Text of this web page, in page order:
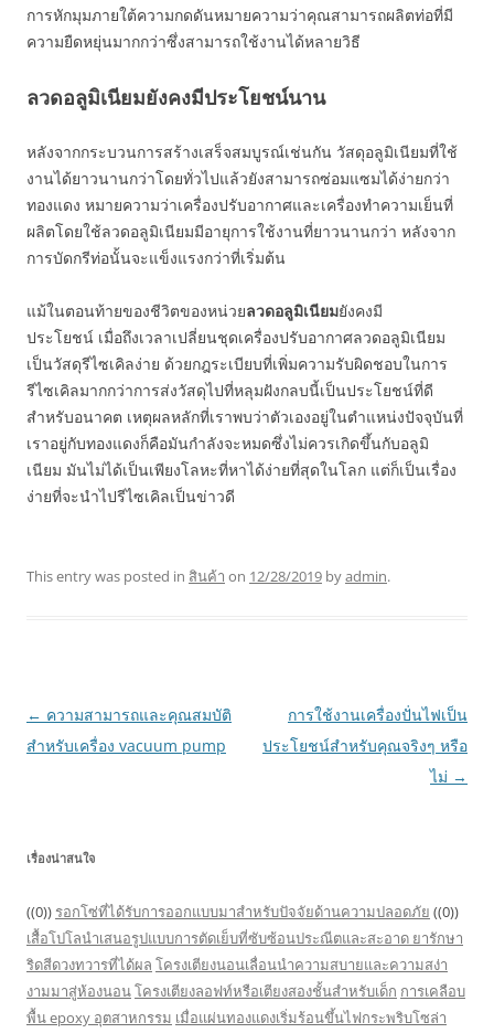
การหักมุมภายใต้ความกดดันหมายความว่าคุณสามารถผลิตท่อที่มี
ความยืดหยุ่นมากกว่าซึ่งสามารถใช้งานได้หลายวิธี
ลวดอลูมิเนียมยังคงมีประโยชน์นาน
หลังจากกระบวนการสร้างเสร็จสมบูรณ์เช่นกัน วัสดุอลูมิเนียมที่ใช้
งานได้ยาวนานกว่าโดยทั่วไปแล้วยังสามารถซ่อมแซมได้ง่ายกว่า
ทองแดง หมายความว่าเครื่องปรับอากาศและเครื่องทำความเย็นที่
ผลิตโดยใช้ลวดอลูมิเนียมมีอายุการใช้งานที่ยาวนานกว่า หลังจาก
การบัดกรีท่อนั้นจะแข็งแรงกว่าที่เริ่มต้น
แม้ในตอนท้ายของชีวิตของหน่วยลวดอลูมิเนียมยังคงมี
ประโยชน์ เมื่อถึงเวลาเปลี่ยนชุดเครื่องปรับอากาศลวดอลูมิเนียม
เป็นวัสดุรีไซเคิลง่าย ด้วยกฎระเบียบที่เพิ่มความรับผิดชอบในการ
รีไซเคิลมากกว่าการส่งวัสดุไปที่หลุมฝังกลบนี้เป็นประโยชน์ที่ดี
สำหรับอนาคต เหตุผลหลักที่เราพบว่าตัวเองอยู่ในตำแหน่งปัจจุบันที่
เราอยู่กับทองแดงก็คือมันกำลังจะหมดซึ่งไม่ควรเกิดขึ้นกับอลูมิ
เนียม มันไม่ได้เป็นเพียงโลหะที่หาได้ง่ายที่สุดในโลก แต่ก็เป็นเรื่อง
ง่ายที่จะนำไปรีไซเคิลเป็นข่าวดี
This entry was posted in สินค้า on 12/28/2019 byadmin.
Post
navigation
← ความสามารถและคุณสมบัติ
สำหรับเครื่อง vacuum pump
การใช้งานเครื่องปั่นไฟเป็น
ประโยชน์สำหรับคุณจริงๆ หรือ
ไม่ →
เรื่องน่าสนใจ
((0)) รอกโซ่ที่ได้รับการออกแบบมาสำหรับปัจจัยด้านความปลอดภัย ((0))
เสื้อโปโลนำเสนอรูปแบบการตัดเย็บที่ซับซ้อนประณีตและสะอาด ยารักษา
ริดสีดวงทวารที่ได้ผล โครงเตียงนอนเลื่อนนำความสบายและความสง่า
งามมาสู่ห้องนอนโครงเตียงลอฟท์หรือเตียงสองชั้นสำหรับเด็ก การเคลือบ
พื้น epoxy อุตสาหกรรม เมื่อแผ่นทองแดงเริ่มร้อนขึ้นไฟกระพริบโซล่า